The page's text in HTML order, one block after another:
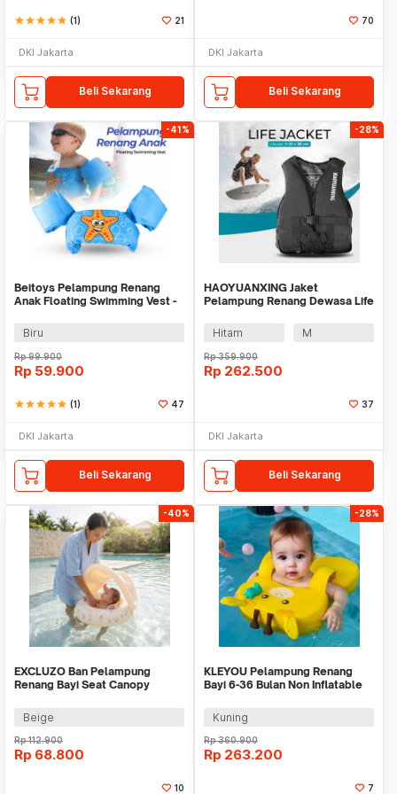
starstarstarstarstar (1) 21
DKI Jakarta
Beli Sekarang
70
DKI Jakarta
Beli Sekarang
-41%
Beitoys Pelampung Renang
Anak Floating Swimming Vest -
Biru
Rp99.900
Rp 59.900
starstarstarstarstar (1) 47
DKI Jakarta
Beli Sekarang
-28%
HAOYUANXING Jaket
Pelampung Renang Dewasa Life
Hitam
M
Rp359.900
Rp 262.500
37
DKI Jakarta
Beli Sekarang
-40%
EXCLUZO Ban Pelampung
Renang Bayi Seat Canopy
6111
Beige
Rp112.900
Rp 68.800
10
-28%
KLEYOU Pelampung Renang
Bayi 6-36 Bulan Non Inflatable
Kuning
Rp360.900
Rp 263.200
7